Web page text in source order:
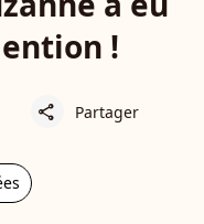
!
share Partager